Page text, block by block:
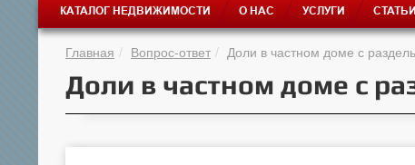
КАТАЛОГ НЕДВИЖИМОСТИ О НАС УСЛУГИ СТАТЬИ
Главная Вопрос-ответ Доли в частном доме с
Доли в частном доме с